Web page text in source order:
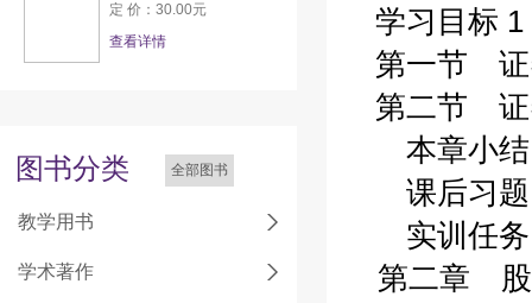
定 价：30.00元
查看详情
图书分类 全部图书
教学用书
学术著作
学习目标 1
第一节 证
第二节 证
本章小结
课后习题
实训任务
第二章 股